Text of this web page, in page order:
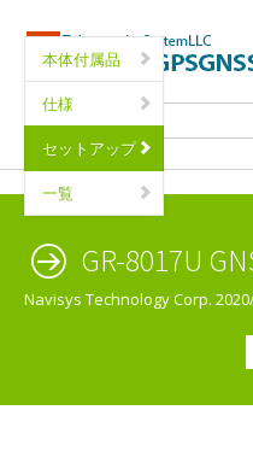
GR-8017U
Navisys Technology Corp.
本体付属品
仕様
セットアップ
一覧